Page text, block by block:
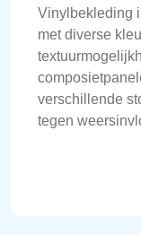
Vinylbekleding
met diverse
verschillende
tegen